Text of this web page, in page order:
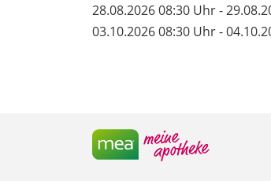
28.08.2026 08:30 Uhr -
03.10.2026 08:30 Uhr -